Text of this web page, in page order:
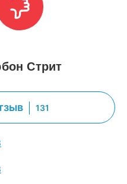
Стрит
131